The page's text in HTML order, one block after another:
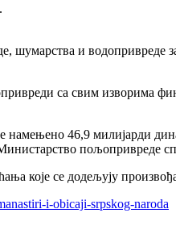
шумарства и водопривреде
са свим изворима
намењено 46,9 милијарди
пољопривреде
које се додељују
i-obicaji-srpskog-naroda